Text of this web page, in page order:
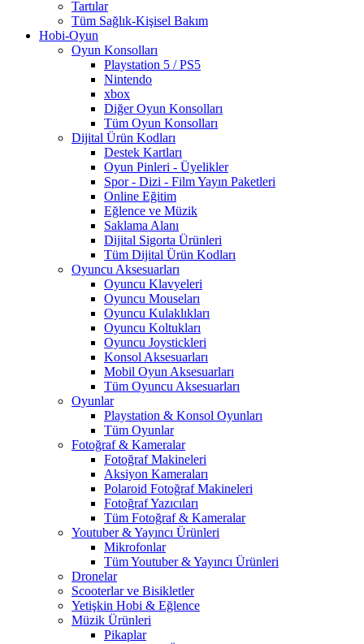
Tartılar
Tüm Sağlık-Kişisel Bakım
Hobi-Oyun
Oyun Konsolları
Playstation 5 / PS5
Nintendo
xbox
Diğer Oyun Konsolları
Tüm Oyun Konsolları
Dijital Ürün Kodları
Destek Kartları
Oyun Pinleri - Üyelikler
Spor - Dizi - Film Yayın Paketleri
Online Eğitim
Eğlence ve Müzik
Saklama Alanı
Dijital Sigorta Ürünleri
Tüm Dijital Ürün Kodları
Oyuncu Aksesuarları
Oyuncu Klavyeleri
Oyuncu Mouseları
Oyuncu Kulaklıkları
Oyuncu Koltukları
Oyuncu Joystickleri
Konsol Aksesuarları
Mobil Oyun Aksesuarları
Tüm Oyuncu Aksesuarları
Oyunlar
Playstation & Konsol Oyunları
Tüm Oyunlar
Fotoğraf & Kameralar
Fotoğraf Makineleri
Aksiyon Kameraları
Polaroid Fotoğraf Makineleri
Fotoğraf Yazıcıları
Tüm Fotoğraf & Kameralar
Youtuber & Yayıncı Ürünleri
Mikrofonlar
Tüm Youtuber & Yayıncı Ürünleri
Dronelar
Scooterlar ve Bisikletler
Yetişkin Hobi & Eğlence
Müzik Ürünleri
Pikaplar